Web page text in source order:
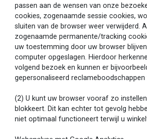
passen aan de wensen van onze
cookies, zogenaamde sessie cookies,
sluiten van de browser weer verwijderd.
zogenaamde permanente/tracking
uw toestemming door uw browser
computer opgeslagen. Hierdoor
volgend bezoek en kunnen er
gepersonaliseerd
(2) U kunt uw browser vooraf zo
blokkeert. Dit kan echter tot gevolg
niet optimaal functioneert terwijl u